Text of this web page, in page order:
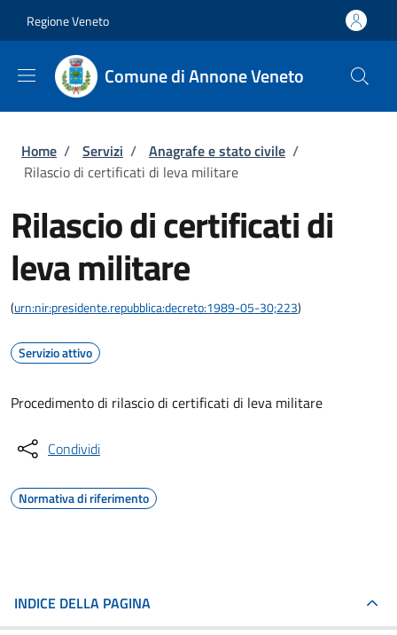
Regione Veneto
Comune di Annone Veneto
Briciole di pane
Home / Servizi / Anagrafe e stato civile /
Rilascio di certificati di leva militare
Rilascio di certificati di
leva militare
(urn:nir:presidente.repubblica:decreto:1989-05-30;223)
Servizio attivo
Procedimento di rilascio di certificati di leva militare
Condividi
Normativa di riferimento
INDICE DELLA PAGINA